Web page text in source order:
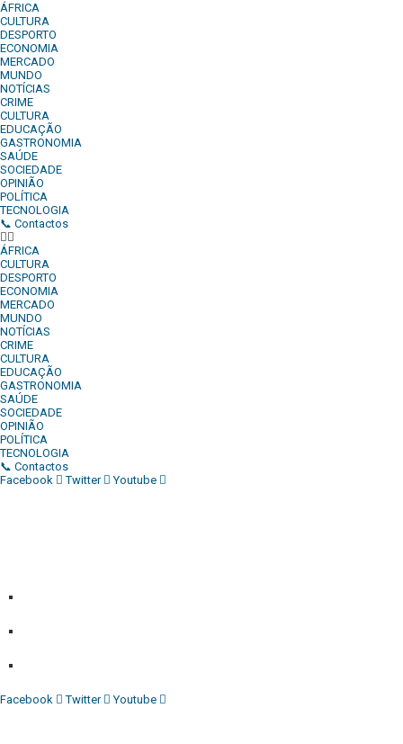
ÁFRICA
CULTURA
DESPORTO
ECONOMIA
MERCADO
MUNDO
NOTÍCIAS
CRIME
CULTURA
EDUCAÇÃO
GASTRONOMIA
SAÚDE
SOCIEDADE
OPINIÃO
POLÍTICA
TECNOLOGIA
📞 Contactos
ÁFRICA
CULTURA
DESPORTO
ECONOMIA
MERCADO
MUNDO
NOTÍCIAS
CRIME
CULTURA
EDUCAÇÃO
GASTRONOMIA
SAÚDE
SOCIEDADE
OPINIÃO
POLÍTICA
TECNOLOGIA
📞 Contactos
Facebook
Twitter Youtube
Facebook Twitter Youtube